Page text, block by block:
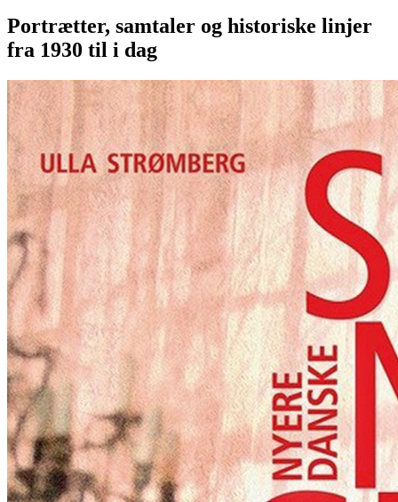
Portrætter, samtaler og historiske linjer
fra 1930 til i dag